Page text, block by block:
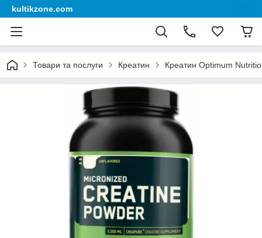
kultikzone.com
Товари та послуги Креатин Креатин Optimum